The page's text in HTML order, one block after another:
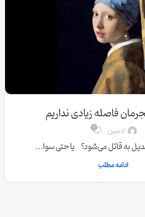
فاصله زیادی نداریم
ادمین 0
به قاتل می‌شود؟ یا حتی سوا...
ادامه مطلب